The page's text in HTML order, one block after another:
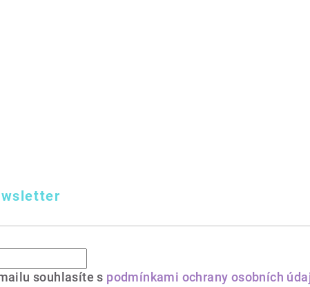
souhlasíte s podmínkami ochrany osobních